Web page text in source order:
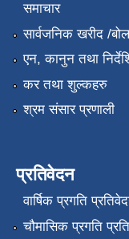
समाचार
सार्वजनिक खरीद /
एन, कानुन तथा
कर तथा शुल्कहरु
श्रम संसार प्रणाली
प्रतिवेदन
वार्षिक प्रगति
चौमासिक प्रगति